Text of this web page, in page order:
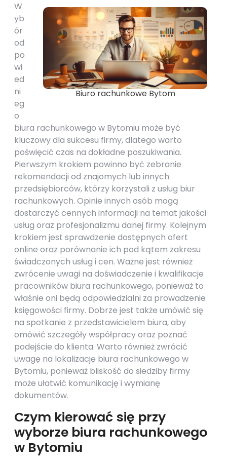
Biuro rachunkowe Bytom
W
yb
ór
od
po
wi
ed
ni
eg
o
biura rachunkowego w Bytomiu może być
kluczowy dla sukcesu firmy, dlatego warto
poświęcić czas na dokładne poszukiwania.
Pierwszym krokiem powinno być zebranie
rekomendacji od znajomych lub innych
przedsiębiorców, którzy korzystali z usług biur
rachunkowych. Opinie innych osób mogą
dostarczyć cennych informacji na temat jakości
usług oraz profesjonalizmu danej firmy. Kolejnym
krokiem jest sprawdzenie dostępnych ofert
online oraz porównanie ich pod kątem zakresu
świadczonych usług i cen. Ważne jest również
zwrócenie uwagi na doświadczenie i kwalifikacje
pracowników biura rachunkowego, ponieważ to
właśnie oni będą odpowiedzialni za prowadzenie
księgowości firmy. Dobrze jest także umówić się
na spotkanie z przedstawicielem biura, aby
omówić szczegóły współpracy oraz poznać
podejście do klienta. Warto również zwrócić
uwagę na lokalizację biura rachunkowego w
Bytomiu, ponieważ bliskość do siedziby firmy
może ułatwić komunikację i wymianę
dokumentów.
Czym kierować się przy
wyborze biura rachunkowego
w Bytomiu